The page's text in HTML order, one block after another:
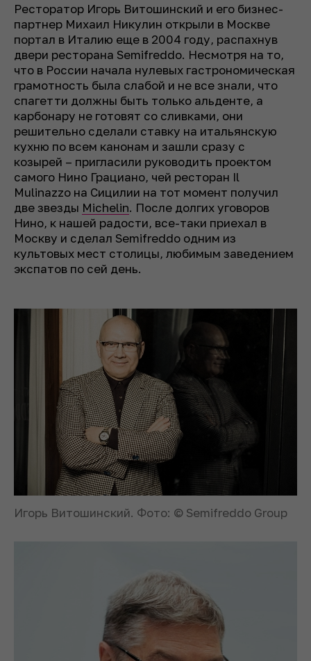
Ресторатор Игорь Витошинский и его бизнес-
партнер Михаил Никулин открыли в Москве
портал в Италию еще в 2004 году, распахнув
двери ресторана Semifreddo. Несмотря на то,
что в России начала нулевых гастрономическая
грамотность была слабой и не все знали, что
спагетти должны быть только альденте, а
карбонару не готовят со сливками, они
решительно сделали ставку на итальянскую
кухню по всем канонам и зашли сразу с
козырей – пригласили руководить проектом
самого Нино Грациано, чей ресторан Il
Mulinazzo на Сицилии на тот момент получил
две звезды Michelin. После долгих уговоров
Нино, к нашей радости, все-таки приехал в
Москву и сделал Semifreddo одним из
культовых мест столицы, любимым заведением
экспатов по сей день.
Игорь Витошинский. Фото: © Semifreddo Group